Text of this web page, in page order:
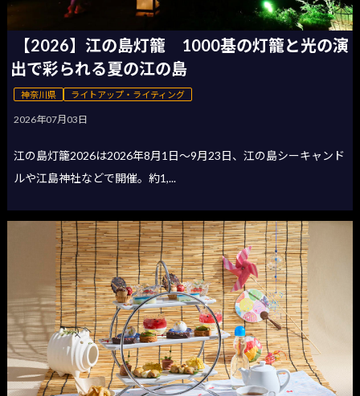
【2026】江の島灯籠 1000基の灯籠と光の演
出で彩られる夏の江の島
神奈川県 ライトアップ・ライティング
2026年07月03日
江の島灯籠2026は2026年8月1日〜9月23日、江の島シーキャンド
ルや江島神社などで開催。約1,...